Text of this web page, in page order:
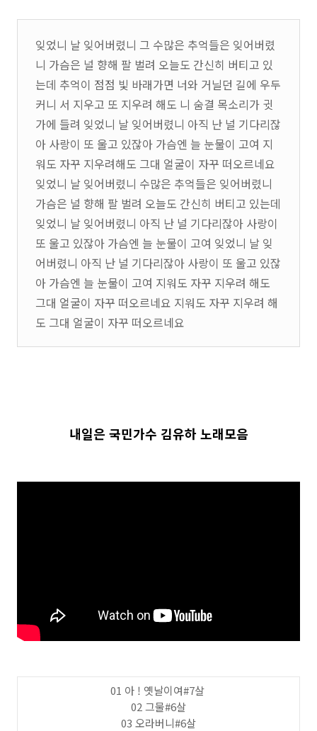
잊었니 날 잊어버렸니 그 수많은 추억들은 잊어버렸
니 가슴은 널 향해 팔 벌려 오늘도 간신히 버티고 있
는데 추억이 점점 빛 바래가면 너와 거닐던 길에 우두
커니 서 지우고 또 지우려 해도 니 숨결 목소리가 귓
가에 들려 잊었니 날 잊어버렸니 아직 난 널 기다리잖
아 사랑이 또 울고 있잖아 가슴엔 늘 눈물이 고여 지
워도 자꾸 지우려해도 그대 얼굴이 자꾸 떠오르네요
잊었니 날 잊어버렸니 수많은 추억들은 잊어버렸니
가슴은 널 향해 팔 벌려 오늘도 간신히 버티고 있는데
잊었니 날 잊어버렸니 아직 난 널 기다리잖아 사랑이
또 울고 있잖아 가슴엔 늘 눈물이 고여 잊었니 날 잊
어버렸니 아직 난 널 기다리잖아 사랑이 또 울고 있잖
아 가슴엔 늘 눈물이 고여 지워도 자꾸 지우려 해도
그대 얼굴이 자꾸 떠오르네요 지워도 자꾸 지우려 해
도 그대 얼굴이 자꾸 떠오르네요
내일은 국민가수 김유하 노래모음
01 아 ! 옛날이여#7살
02 그물#6살
03 오라버니#6살